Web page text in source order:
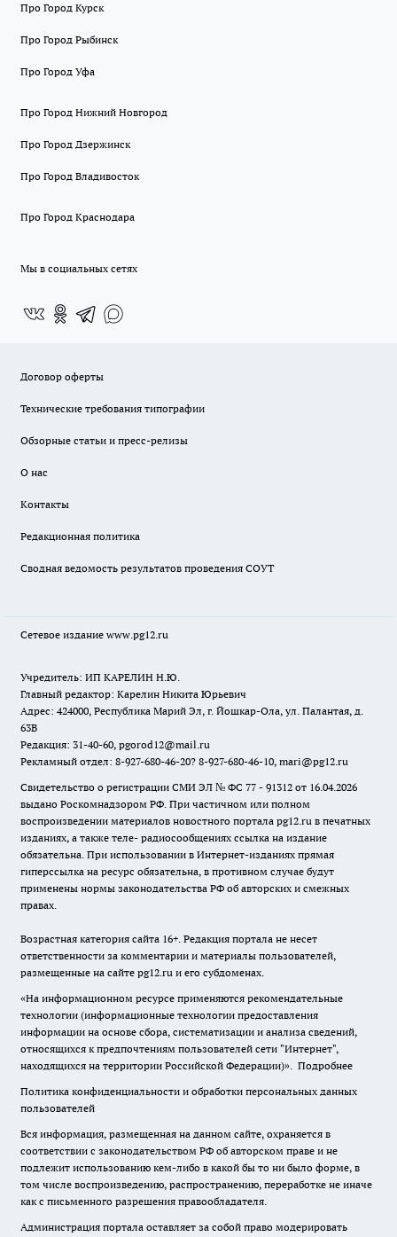
Про Город Курск
Про Город Рыбинск
Про Город Уфа
Про Город Нижний Новгород
Про Город Дзержинск
Про Город Владивосток
Про Город Краснодара
Мы в социальных сетях
Договор оферты
Технические требования типографии
Обзорные статьи и пресс-релизы
О нас
Контакты
Редакционная политика
Сводная ведомость результатов проведения СОУТ
Сетевое издание www.pg12.ru
Учредитель: ИП КАРЕЛИН Н.Ю.
Главный редактор: Карелин Никита Юрьевич
Адрес: 424000, Республика Марий Эл, г. Йошкар-Ола, ул. Палантая, д.
63В
Редакция: 31-40-60, pgorod12@mail.ru
Рекламный отдел: 8-927-680-46-20? 8-927-680-46-10, mari@pg12.ru
Свидетельство о регистрации СМИ ЭЛ № ФС 77 - 91312 от 16.04.2026
выдано Роскомнадзором РФ. При частичном или полном
воспроизведении материалов новостного портала pg12.ru в печатных
изданиях, а также теле- радиосообщениях ссылка на издание
обязательна. При использовании в Интернет-изданиях прямая
гиперссылка на ресурс обязательна, в противном случае будут
применены нормы законодательства РФ об авторских и смежных
правах.
Возрастная категория сайта 16+. Редакция портала не несет
ответственности за комментарии и материалы пользователей,
размещенные на сайте pg12.ru и его субдоменах.
«На информационном ресурсе применяются рекомендательные
технологии (информационные технологии предоставления
информации на основе сбора, систематизации и анализа сведений,
относящихся к предпочтениям пользователей сети "Интернет",
находящихся на территории Российской Федерации)». Подробнее
Политика конфиденциальности и обработки персональных данных
пользователей
Вся информация, размещенная на данном сайте, охраняется в
соответствии с законодательством РФ об авторском праве и не
подлежит использованию кем-либо в какой бы то ни было форме, в
том числе воспроизведению, распространению, переработке не иначе
как с письменного разрешения правообладателя.
Администрация портала оставляет за собой право модерировать